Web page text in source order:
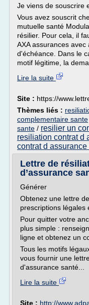
Je viens de souscrire
Vous avez souscrit
mutuelle santé
résilier. Pour cela, il
AXA assurances
d'échéance. Dans le
motif légitime, la
Lire la suite
Site : https://
Thèmes liés :
complementaire sante
sante / resilier un
resiliation contrat d
contrat d assurance
Lettre de
d’assurance
Générer
Obtenez une lettre
prescriptions légales
Pour quitter votre
plus simple :
ligne et obtenez un
Tous les motifs
vous fournir une
d'assurance santé...
Lire la suite
Site : http://